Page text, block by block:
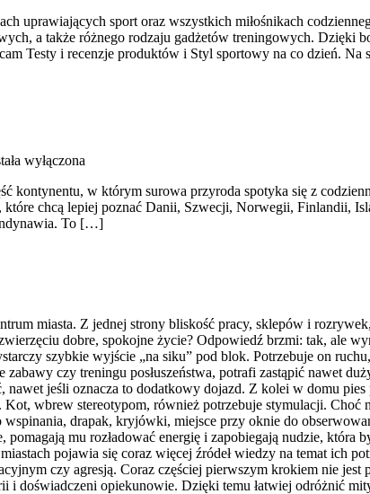
uprawiających sport oraz wszystkich miłośnikach
a także różnego rodzaju gadżetów treningowych. Dzięki
Testy i recenzje produktów i Styl sportowy na co dzień.
wyłączona
w którym surowa przyroda spotyka się z
chcą lepiej poznać Danii, Szwecji, Norwegii, Finlandii,
To […]
miasta. Z jednej strony bliskość pracy, sklepów i
dobre, spokojne życie? Odpowiedź brzmi: tak, ale
szybkie wyjście „na siku” pod blok. Potrzebuje on
czy treningu posłuszeństwa, potrafi zastąpić nawet
jeśli oznacza to dodatkowy dojazd. Z kolei w domu
wbrew stereotypom, również potrzebuje stymulacji.
drapak, kryjówki, miejsce przy oknie do
mu rozładować energię i zapobiegają nudzie, która
pojawia się coraz więcej źródeł wiedzy na temat ich
czy agresją. Coraz częściej pierwszym krokiem nie
doświadczeni opiekunowie. Dzięki temu łatwiej odróżnić